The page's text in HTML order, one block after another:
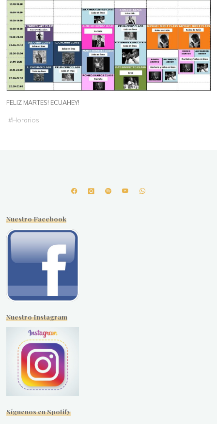
FELIZ MARTES! ECUAHEY!
#Horarios
Nuestro Facebook
Nuestro Instagram
Síguenos en Spotify